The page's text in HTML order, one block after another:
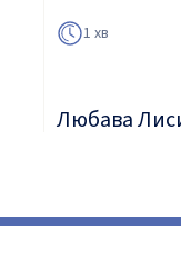
1 хв
Любава